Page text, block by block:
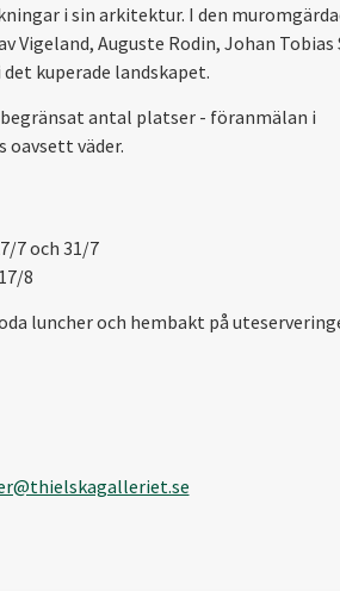
i sin arkitektur. I den
Vigeland, Auguste Rodin, Johan Tobias
kuperade landskapet.
antal platser - föranmälan i
oavsett väder.
7 och 31/7
8
luncher och hembakt på